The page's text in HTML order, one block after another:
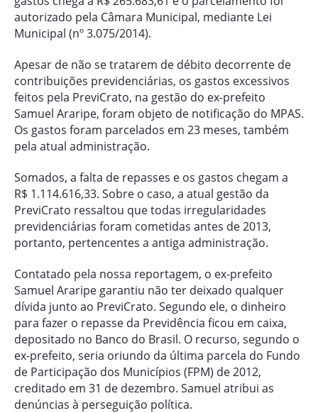
autorizado pela Câmara Municipal, mediante Lei
Municipal (nº 3.075/2014).
Apesar de não se tratarem de débito decorrente de
contribuições previdenciárias, os gastos excessivos
feitos pela PreviCrato, na gestão do ex-prefeito
Samuel Araripe, foram objeto de notificação do MPAS.
Os gastos foram parcelados em 23 meses, também
pela atual administração.
Somados, a falta de repasses e os gastos chegam a
R$ 1.114.616,33. Sobre o caso, a atual gestão da
PreviCrato ressaltou que todas irregularidades
previdenciárias foram cometidas antes de 2013,
portanto, pertencentes a antiga administração.
Contatado pela nossa reportagem, o ex-prefeito
Samuel Araripe garantiu não ter deixado qualquer
dívida junto ao PreviCrato. Segundo ele, o dinheiro
para fazer o repasse da Previdência ficou em caixa,
depositado no Banco do Brasil. O recurso, segundo o
ex-prefeito, seria oriundo da última parcela do Fundo
de Participação dos Municípios (FPM) de 2012,
creditado em 31 de dezembro. Samuel atribui as
denúncias à perseguição política.